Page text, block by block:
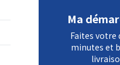
Ma
Faites votre
minutes et